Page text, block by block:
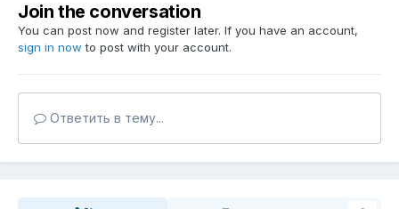
Join the conversation
You can post now and register later. If you have an account,
sign in now to post with your account.
Ответить в тему...